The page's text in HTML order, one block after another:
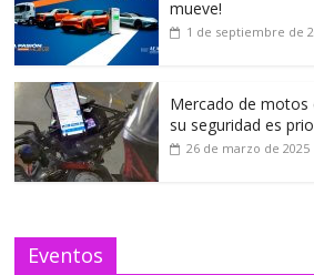
mueve!
1 de septiembre de
Mercado de motos
su seguridad es
26 de marzo de 2025
Eventos